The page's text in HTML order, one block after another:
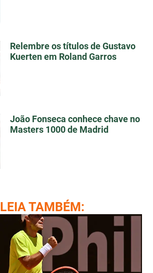
Relembre os títulos de Gustavo
Kuerten em Roland Garros
João Fonseca conhece chave no
Masters 1000 de Madrid
LEIA TAMBÉM: